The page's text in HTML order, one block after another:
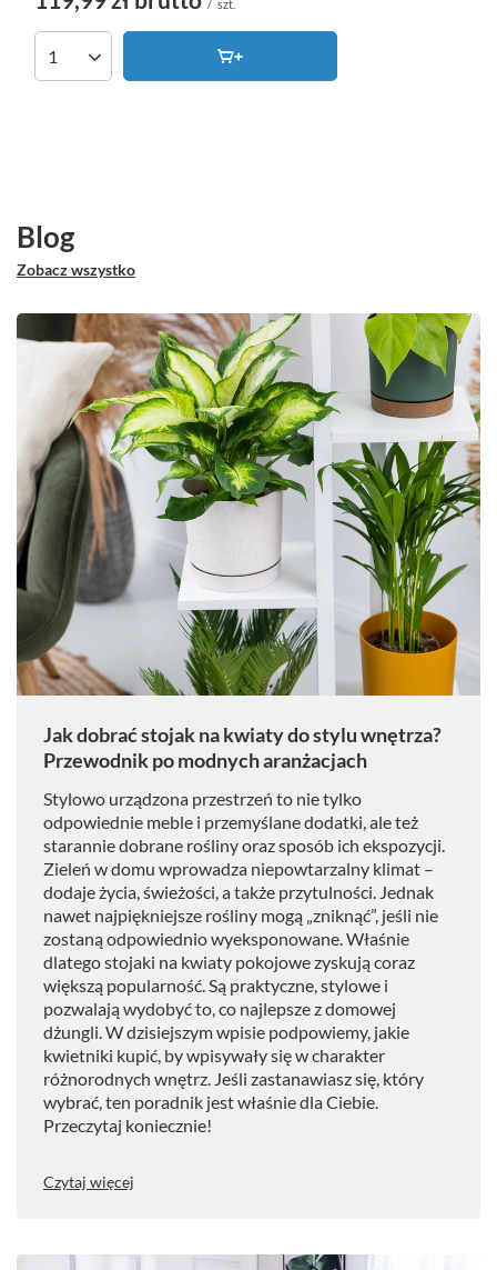
/ szt.
Ilość produktów
Blog
Zobacz wszystko
Jak dobrać stojak na kwiaty do stylu wnętrza?
Przewodnik po modnych aranżacjach
Stylowo urządzona przestrzeń to nie tylko
odpowiednie meble i przemyślane dodatki, ale też
starannie dobrane rośliny oraz sposób ich ekspozycji.
Zieleń w domu wprowadza niepowtarzalny klimat –
dodaje życia, świeżości, a także przytulności. Jednak
nawet najpiękniejsze rośliny mogą „zniknąć”, jeśli nie
zostaną odpowiednio wyeksponowane. Właśnie
dlatego stojaki na kwiaty pokojowe zyskują coraz
większą popularność. Są praktyczne, stylowe i
pozwalają wydobyć to, co najlepsze z domowej
dżungli. W dzisiejszym wpisie podpowiemy, jakie
kwietniki kupić, by wpisywały się w charakter
różnorodnych wnętrz. Jeśli zastanawiasz się, który
wybrać, ten poradnik jest właśnie dla Ciebie.
Przeczytaj koniecznie!
Czytaj więcej